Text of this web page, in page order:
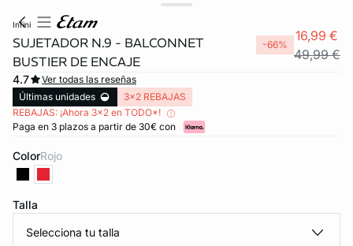
infini
SUJETADOR N.9 - BALCONNET
BUSTIER DE ENCAJE
-66%
16,99 €
49,99 €
4.7
Ver todas las reseñas
Últimas unidades
3x2 REBAJAS
REBAJAS: ¡Ahora 3x2 en TODO*!
Paga en 3 plazos a partir de 30€ con
Color rojo
Talla
Selecciona tu talla